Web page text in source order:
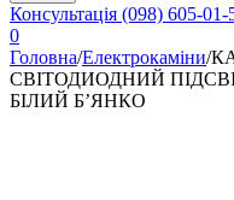
Консультація (098) 605-01-
0
Головна/Електрокаміни/
СВІТОДИОДНИЙ
БІЛИЙ Б’ЯНКО